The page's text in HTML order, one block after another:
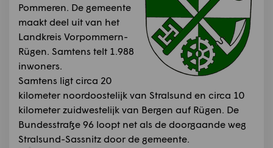
Pommeren. De gemeente
maakt deel uit van het
Landkreis Vorpommern-
Rügen. Samtens telt 1.988
inwoners.
Samtens ligt circa 20
kilometer noordoostelijk van Stralsund en circa 10
kilometer zuidwestelijk van Bergen auf Rügen. De
Bundesstraße 96 loopt net als de doorgaande weg
Stralsund-Sassnitz door de gemeente.